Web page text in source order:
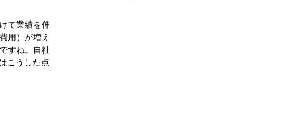
て業績を伸
用）が増え
すね。自社
こうした点